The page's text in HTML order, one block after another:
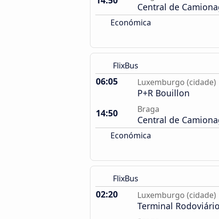
Central de
Económica
FlixBus
06:05 Luxemburgo (cidade)
P+R Bouillon
14:50
Braga
Central de
Económica
FlixBus
02:20 Luxemburgo (cidade)
Terminal Rodoviário